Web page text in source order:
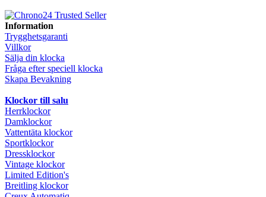
Information
Trygghetsgaranti
Villkor
Sälja din klocka
Fråga efter speciell klocka
Skapa Bevakning
Klockor till salu
Herrklockor
Damklockor
Vattentäta klockor
Sportklockor
Dressklockor
Vintage klockor
Limited Edition's
Breitling klockor